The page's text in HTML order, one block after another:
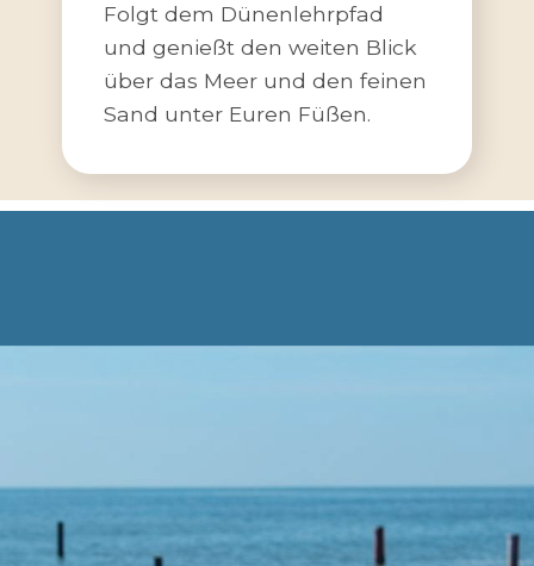
Folgt dem Dünenlehrpfad
und genießt den weiten Blick
über das Meer und den feinen
Sand unter Euren Füßen.